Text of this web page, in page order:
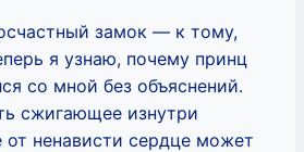
замок — к тому,
я узнаю, почему принц
со мной без объяснений.
сжигающее изнутри
от ненависти сердце может